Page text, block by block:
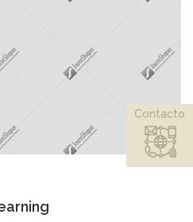
Contacto